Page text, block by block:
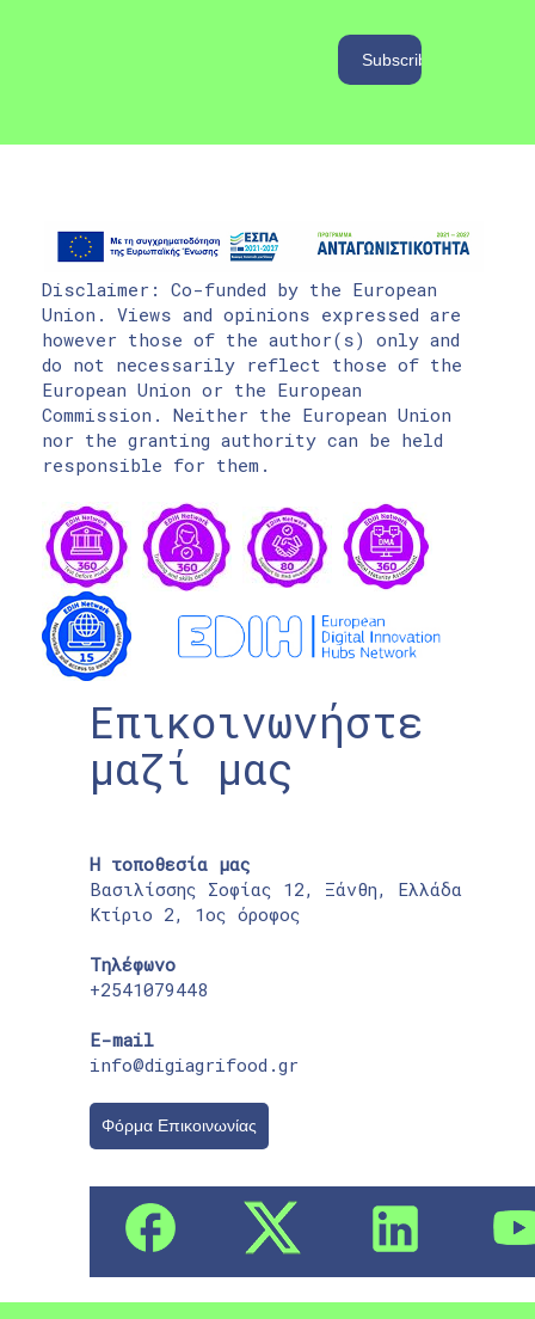
Disclaimer: Co-funded by the European
Union. Views and opinions expressed are
however those of the author(s) only and
do not necessarily reflect those of the
European Union or the European
Commission. Neither the European Union
nor the granting authority can be held
responsible for them.
Επικοινωνήστε
μαζί μας
Η τοποθεσία μας
Βασιλίσσης Σοφίας 12, Ξάνθη, Ελλάδα
Κτίριο 2, 1ος όροφος
Τηλέφωνο
+2541079448
E-mail
info@digiagrifood.gr
Φόρμα Επικοινωνίας